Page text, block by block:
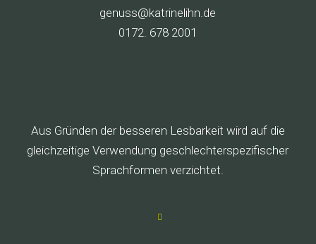
ed.nh
ileni
rtak@
ssune
g
0172. 678 2001
Aus Gründen der besseren Lesbarkeit wird auf die
gleichzeitige Verwendung geschlechterspezifischer
Sprachformen verzichtet.